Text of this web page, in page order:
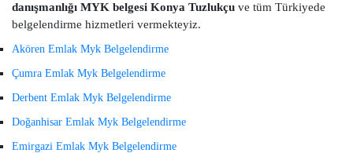
danışmanlığı MYK belgesi Konya Tuzlukçu ve tüm Türkiyede
belgelendirme hizmetleri vermekteyiz.
Akören Emlak Myk Belgelendirme
Çumra Emlak Myk Belgelendirme
Derbent Emlak Myk Belgelendirme
Doğanhisar Emlak Myk Belgelendirme
Emirgazi Emlak Myk Belgelendirme